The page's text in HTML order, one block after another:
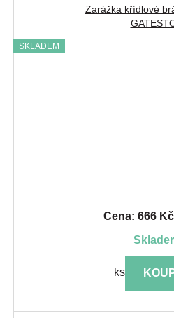
Zarážka křídlové
SKLADEM
Cena: 666
ks